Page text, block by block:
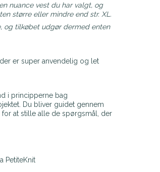
nuance vest du har valgt, og
større eller mindre end str. XL.
og tilkøbet udgør dermed enten
, der er super anvendelig og let
i principperne bag
Du bliver guidet gennem
at stille alle de spørgsmål, der
PetiteKnit